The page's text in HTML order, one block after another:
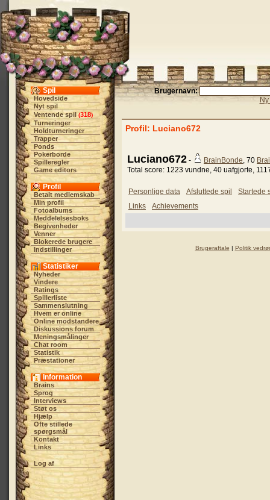
Spil
Hovedside
Nyt spil
Ventende spil (318)
Turneringer
Holdturneringer
Trapper
Ponds
Pokerborde
Spilleregler
Game editors
Profil
Betalt medlemskab
Min profil
Fotoalbums
Meddelelsesboks
Begivenheder
Venner
Blokerede brugere
Indstillinger
Statistiker
Nyheder
Vindere
Ratings
Spillerliste
Sammenslutning
Hvem er online
Online modstandere
Diskussions forum
Meningsmålinger
Chat room
Statistik
Præstationer
Information
Brains
Sprog
Interviews
Støt os
Hjælp
Ofte stillede
spørgsmål
Kontakt
Links
Log af
Brugernavn:
Profil: Luciano672
Luciano672 - BrainBonde, 70
Total score: 1223 vundne, 40 uafgjorte,
Personlige data Afsluttede spil
Startede
Links
Achievements
Brugeraftale | Politik